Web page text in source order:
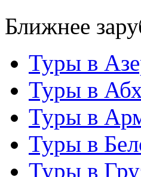
Ближнее
Туры в
Туры в
Туры в
Туры в
Туры в